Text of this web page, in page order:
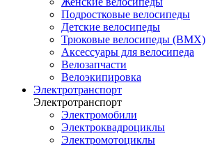
Подростковые велосипеды
Детские велосипеды
Трюковые велосипеды (BMX)
Аксессуары для велосипеда
Велозапчасти
Велоэкипировка
Электротранспорт
Электротранспорт
Электромобили
Электроквадроциклы
Электромотоциклы